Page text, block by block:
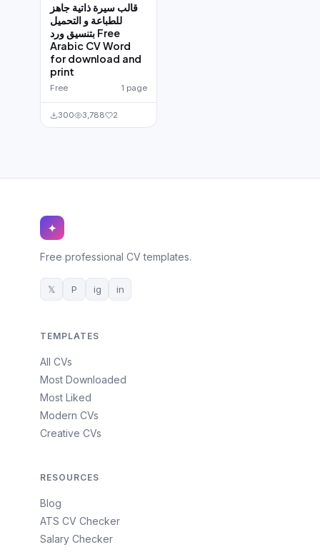
قالب سيرة ذاتية جاهز
للطباعة و التحميل
بتنسيق ورد Free
Arabic CV Word
for download and
print
Free 1 page
300 3,788 2
✦
Free professional CV templates.
𝕏 P ig in
TEMPLATES
All CVs
Most Downloaded
Most Liked
Modern CVs
Creative CVs
RESOURCES
Blog
ATS CV Checker
Salary Checker